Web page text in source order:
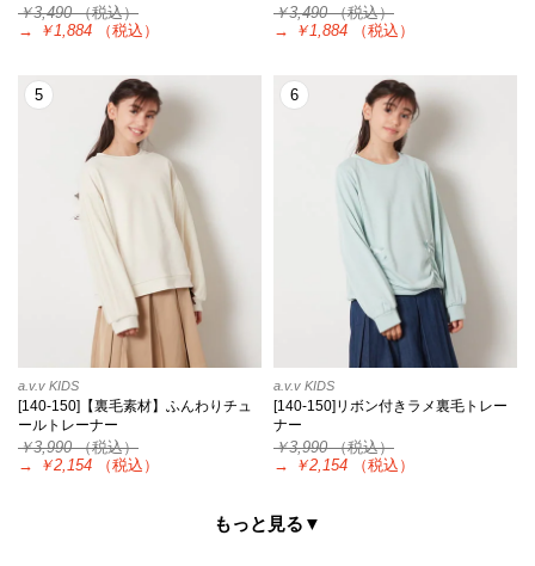
￥3,490（税込）
→
￥1,884 （税込）
￥3,490（税込）
→
￥1,884 （税込）
5
a.v.v KIDS
[140-150]【裏毛素材】ふんわりチュ
ールトレーナー
￥3,990（税込）
→
￥2,154 （税込）
6
a.v.v KIDS
[140-150]リボン付きラメ裏毛トレー
ナー
￥3,990（税込）
→
￥2,154 （税込）
もっと見る▼